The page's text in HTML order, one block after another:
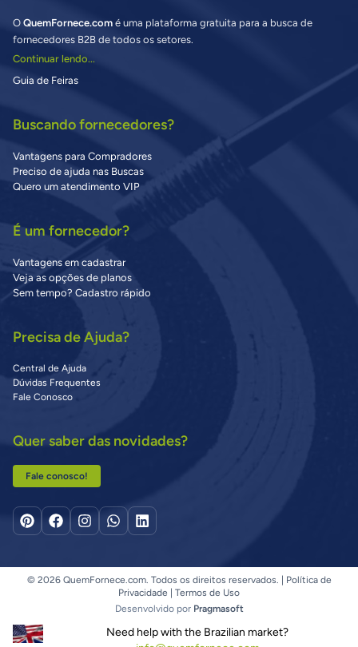
O QuemFornece.com é uma plataforma gratuita para a busca de
fornecedores B2B de todos os setores.
Continuar lendo...
Guia de Feiras
Buscando fornecedores?
Vantagens para Compradores
Preciso de ajuda nas Buscas
Quero um atendimento VIP
É um fornecedor?
Vantagens em cadastrar
Veja as opções de planos
Sem tempo? Cadastro rápido
Precisa de Ajuda?
Central de Ajuda
Dúvidas Frequentes
Fale Conosco
Quer saber das novidades?
Fale conosco!
© 2026 QuemFornece.com. Todos os direitos reservados. |
Política de
Privacidade
Termos de Uso
Desenvolvido por Pragmasoft
Need help with the Brazilian market?